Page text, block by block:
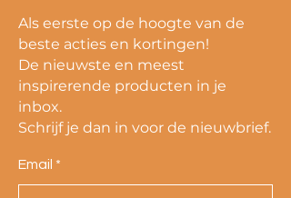
Als eerste op de hoogte van de
beste acties en kortingen!
De nieuwste en meest
inspirerende producten in je
inbox.
Schrijf je dan in voor de nieuwbrief.
Email